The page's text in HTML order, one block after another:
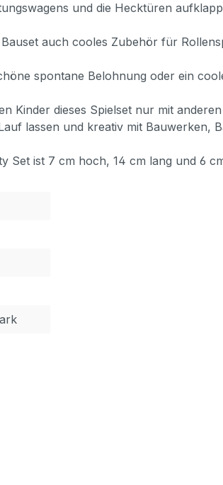
und die Hecktüren
auch cooles Zubehör für
spontane Belohnung oder ein
Kinder dieses Spielset nur mit
lassen und kreativ mit Bauwerken,
Set ist 7 cm hoch, 14 cm lang und 6